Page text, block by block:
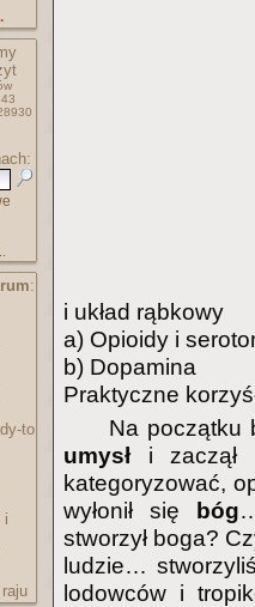
:
to
i
i układ rąbkowy
a) Opioidy i
b) Dopamina
Praktyczne
Na początku
umysł i zaczął
kategoryzować,
wyłonił się
bóg
stworzył boga?
ludzie…
lodowców i